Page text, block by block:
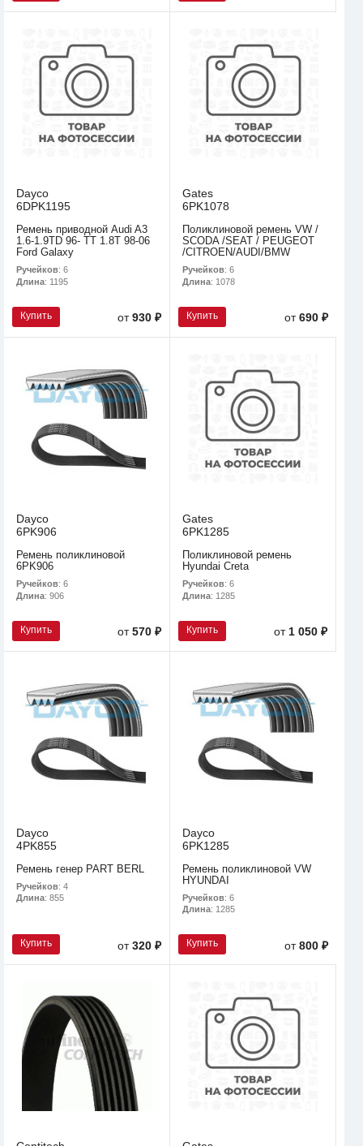
Dayco
6DPK1195
Ремень приводной Audi A3
1.6-1.9TD 96- TT 1.8T 98-06
Ford Galaxy
Ручейков: 6
Длина: 1195
Купить от930 ₽
Gates
6PK1078
Поликлиновой ремень VW /
SCODA /SEAT / PEUGEOT
/CITROEN/AUDI/BMW
Ручейков: 6
Длина: 1078
Купить от690 ₽
Dayco
6PK906
Ремень поликлиновой
6PK906
Ручейков: 6
Длина: 906
Купить от570 ₽
Gates
6PK1285
Поликлиновой ремень
Hyundai Creta
Ручейков: 6
Длина: 1285
Купить от 1 050 ₽
Dayco
4PK855
Ремень генер PART BERL
Ручейков: 4
Длина: 855
Купить от320 ₽
Dayco
6PK1285
Ремень поликлиновой VW
HYUNDAI
Ручейков: 6
Длина: 1285
Купить от800 ₽